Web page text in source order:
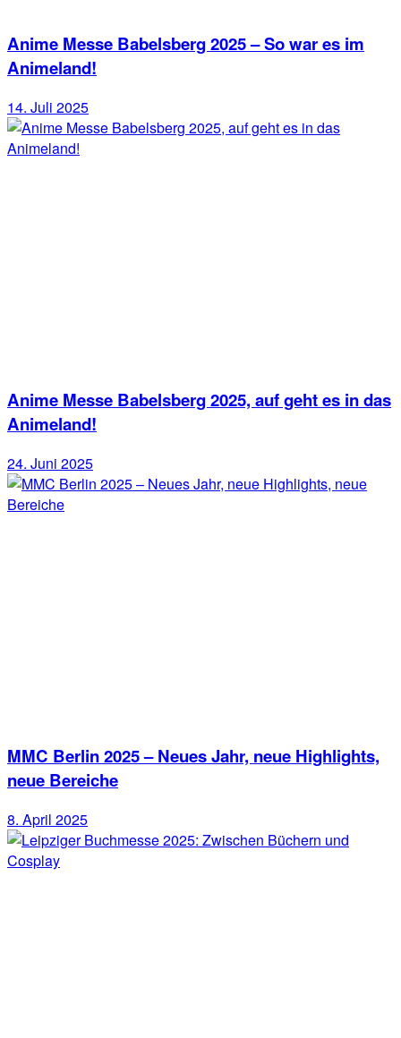
Anime Messe Babelsberg 2025 – So war es im
Animeland!
14. Juli 2025
Anime Messe Babelsberg 2025, auf geht es in das
Animeland!
24. Juni 2025
MMC Berlin 2025 – Neues Jahr, neue Highlights,
neue Bereiche
8. April 2025